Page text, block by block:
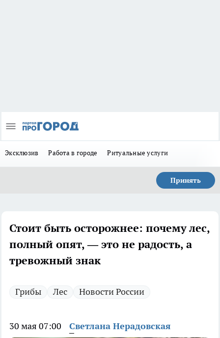
Эксклюзив Работа в городе Ритуальные услуги
Принять
Стоит быть осторожнее: почему лес,
полный опят, — это не радость, а
тревожный знак
Грибы Лес Новости России
30 мая 07:00 Светлана Нерадовская